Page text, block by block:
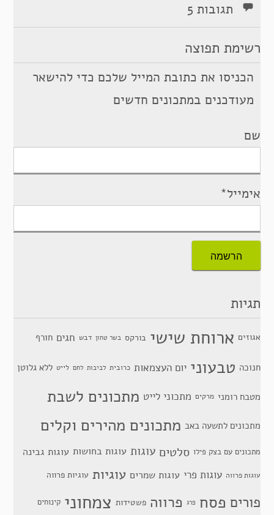
תגובות 5
רשימת תפוצה
הכניסו את כתובת המייל שלכם כדי להישאר
מעודכנים במתכונים חדשים
שם
אימייל*
תגיות
אגוזים ארוחת שישי בורקס בשר טחון דבש חגים חורף
חנוכה טבעוני יום העצמאות כרובית לביבות לחם לייט ללא גלוטן
מטבח רומני מרקים מתכוני לייט מתכונים לשבת
מתכונים לתשעה באב מתכונים מהירים וקלים
מתכונים עם בצק פילו סלטים עוגות עוגות בחושות עוגות גבינה
עוגות פרווה עוגות פרי עוגות שמרים עוגיות עוגיות פרווה
פורים פסח פרג פרווה פשטידות צמחוני קינוחים